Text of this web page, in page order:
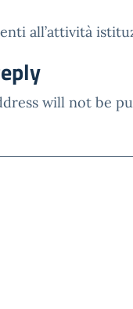
all’attività
will not be